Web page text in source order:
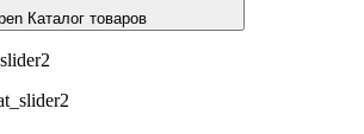
Каталог товаров